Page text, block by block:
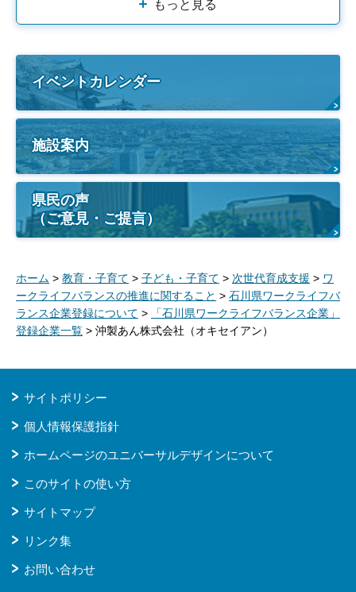
もっと見る
イベントカレンダー
施設案内
県民の声
（ご意見・ご提言）
ホーム > 教育・子育て > 子ども・子育て > 次世代育成支援 > ワ
ークライフバランスの推進に関すること > 石川県ワークライフバ
ランス企業登録について >
「石川県ワークライフバランス企業」
登録企業一覧 > 沖製あん株式会社（オキセイアン）
サイトポリシー
個人情報保護指針
ホームページのユニバーサルデザインについて
このサイトの使い方
サイトマップ
リンク集
お問い合わせ